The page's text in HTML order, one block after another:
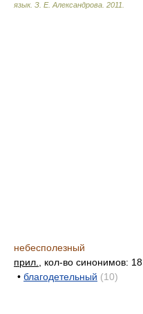
язык. З. Е. Александрова 2011
небесполезный
прил.
, кол-во синонимов: 18
• благодетельный (10)